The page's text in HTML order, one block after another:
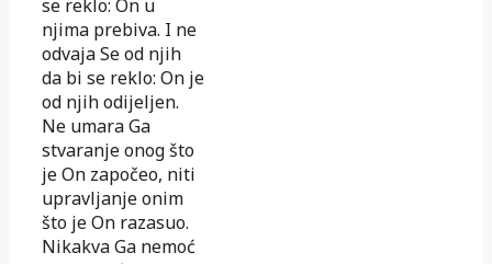
se reklo: On u
njima prebiva. I ne
odvaja Se od njih
da bi se reklo: On je
od njih odijeljen.
Ne umara Ga
stvaranje onog što
je On započeo, niti
upravljanje onim
što je On razasuo.
Nikakva Ga nemoć